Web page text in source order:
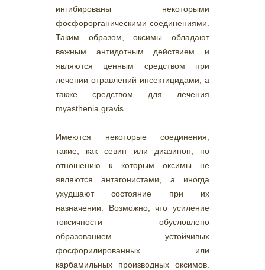
ингибированы некоторыми
фосфорорганическими соединениями.
Таким образом, оксимы обладают
важным антидотным действием и
являются ценным средством при
лечении отравлений инсектицидами, а
также средством для лечения
myasthenia gravis.
Имеются некоторые соединения,
такие, как севин или диазинон, по
отношению к которым оксимы не
являются антагонистами, а иногда
ухудшают состояние при их
назначении. Возможно, что усиление
токсичности обусловлено
образованием устойчивых
фосфорилированных или
карбамильных производных оксимов.